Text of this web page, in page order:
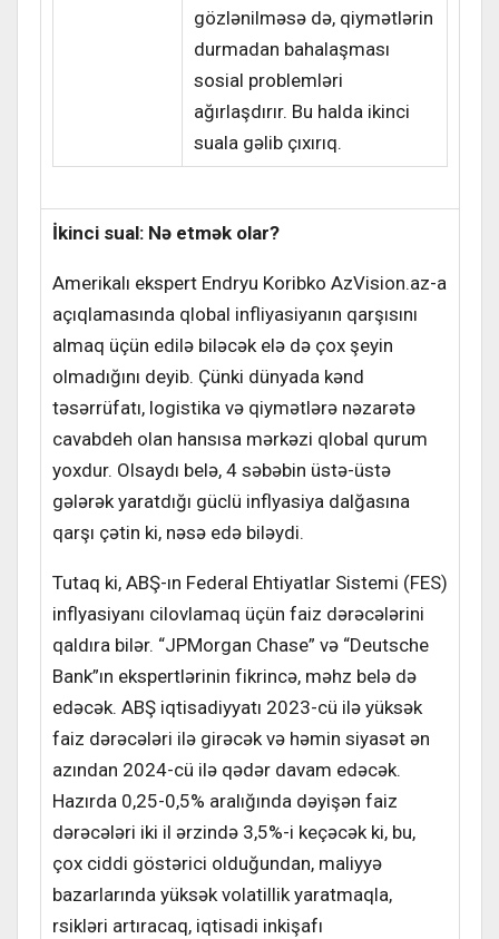
gözlənilməsə də, qiymətlərin
durmadan bahalaşması
sosial problemləri
ağırlaşdırır. Bu halda ikinci
suala gəlib çıxırıq.
İkinci sual: Nə etmək olar?
Amerikalı ekspert Endryu Koribko AzVision.az-a
açıqlamasında qlobal infliyasiyanın qarşısını
almaq üçün edilə biləcək elə də çox şeyin
olmadığını deyib. Çünki dünyada kənd
təsərrüfatı, logistika və qiymətlərə nəzarətə
cavabdeh olan hansısa mərkəzi qlobal qurum
yoxdur. Olsaydı belə, 4 səbəbin üstə-üstə
gələrək yaratdığı güclü inflyasiya dalğasına
qarşı çətin ki, nəsə edə biləydi.
Tutaq ki, ABŞ-ın Federal Ehtiyatlar Sistemi (FES)
inflyasiyanı cilovlamaq üçün faiz dərəcələrini
qaldıra bilər. “JPMorgan Chase” və “Deutsche
Bank”ın ekspertlərinin fikrincə, məhz belə də
edəcək. ABŞ iqtisadiyyatı 2023-cü ilə yüksək
faiz dərəcələri ilə girəcək və həmin siyasət ən
azından 2024-cü ilə qədər davam edəcək.
Hazırda 0,25-0,5% aralığında dəyişən faiz
dərəcələri iki il ərzində 3,5%-i keçəcək ki, bu,
çox ciddi göstərici olduğundan, maliyyə
bazarlarında yüksək volatillik yaratmaqla,
rsikləri artıracaq, iqtisadi inkişafı